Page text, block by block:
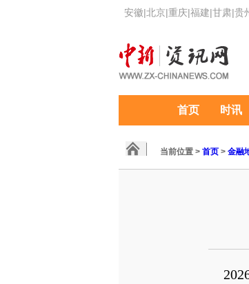
安徽|北京|重庆|福建|甘肃|贵
首页 时讯
当前位置 > 首页 > 金融